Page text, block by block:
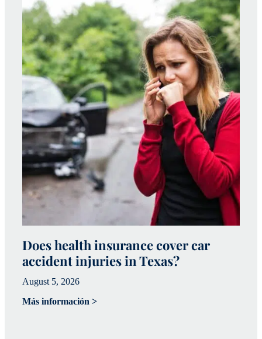
Does health insurance cover car
accident injuries in Texas?
August 5, 2026
Más información >